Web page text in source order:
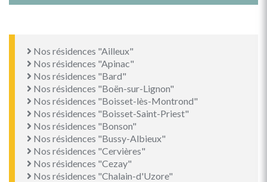
Nos résidences "Ailleux"
Nos résidences "Apinac"
Nos résidences "Bard"
Nos résidences "Boën-sur-Lignon"
Nos résidences "Boisset-lès-Montrond"
Nos résidences "Boisset-Saint-Priest"
Nos résidences "Bonson"
Nos résidences "Bussy-Albieux"
Nos résidences "Cervières"
Nos résidences "Cezay"
Nos résidences "Chalain-d'Uzore"